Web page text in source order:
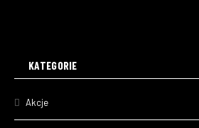
KATEGORIE
Akcje